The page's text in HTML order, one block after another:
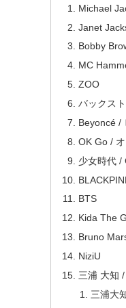
Michael
Janet
Bobby
MC
ZOO
バックス
Beyoncé /
OK Go /
少女時代 /
BTS
Kida The
Bruno
NiziU
三浦 大知
三浦大